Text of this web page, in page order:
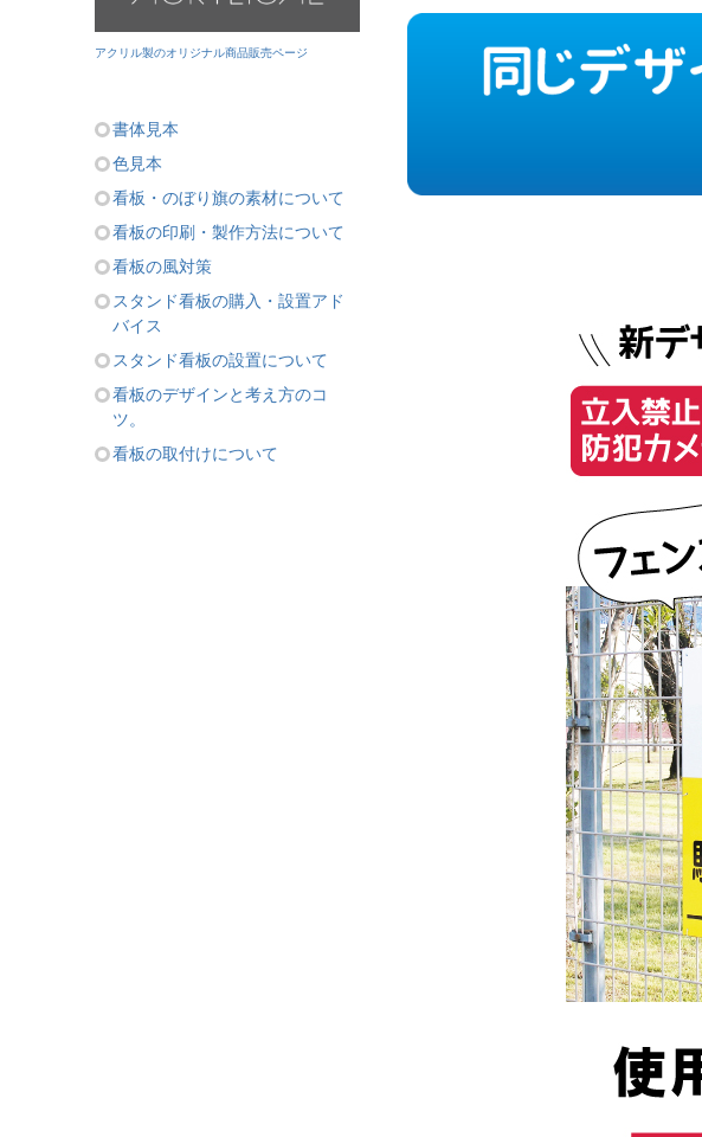
アクリル製のオリジナル商品販売ページ
書体見本
色見本
看板・のぼり旗の素材について
看板の印刷・製作方法について
看板の風対策
スタンド看板の購入・設置アド
バイス
スタンド看板の設置について
看板のデザインと考え方のコ
ツ。
看板の取付けについて